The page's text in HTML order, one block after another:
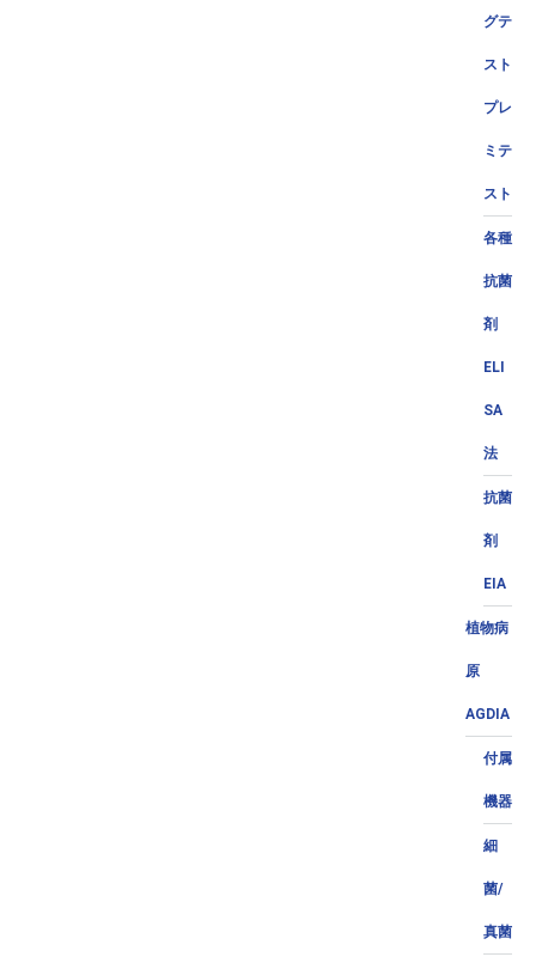
グテ
スト
プレ
ミテ
スト
各種
抗菌
剤
ELI
SA
法
抗菌
剤
EIA
植物病
原
AGDIA
付属
機器
細
菌/
真菌